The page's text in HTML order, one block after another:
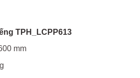
TPH_LCPP613
mm